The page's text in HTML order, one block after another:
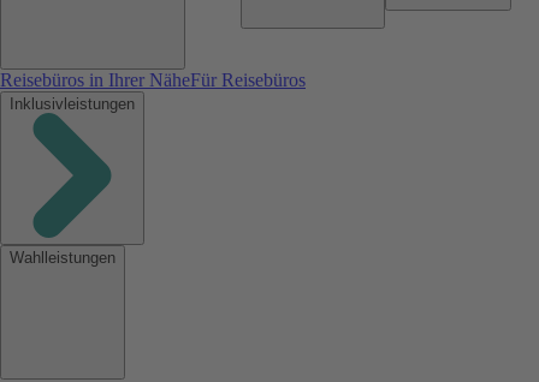
Reisebüros in Ihrer NäheFür Reisebüros
Inklusivleistungen
Wahlleistungen